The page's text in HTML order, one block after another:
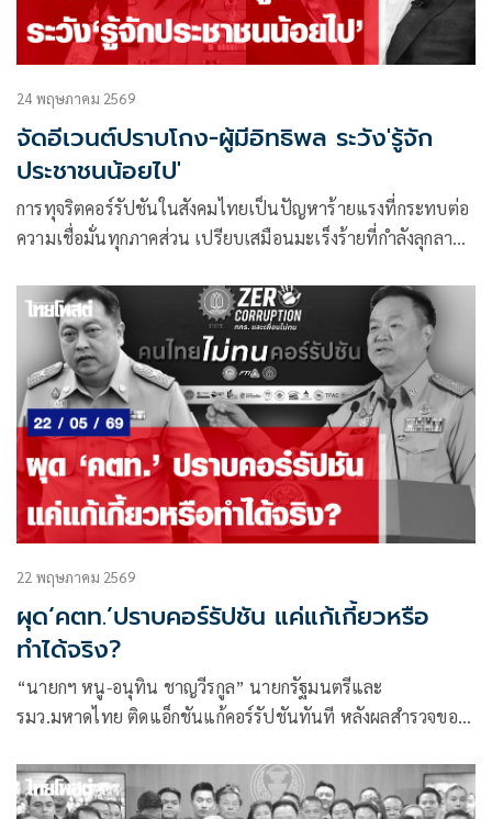
24 พฤษภาคม 2569
จัดอีเวนต์ปราบโกง-ผู้มีอิทธิพล ระวัง'รู้จัก
ประชาชนน้อยไป'
การทุจริตคอร์รัปชันในสังคมไทยเป็นปัญหาร้ายแรงที่กระทบต่อ
ความเชื่อมั่นทุกภาคส่วน เปรียบเสมือนมะเร็งร้ายที่กำลังลุกลาม
22 พฤษภาคม 2569
ผุด‘คตท.’ปราบคอร์รัปชัน แค่แก้เกี้ยวหรือ
ทำได้จริง?
​“นายกฯ หนู-อนุทิน ชาญวีรกูล” นายกรัฐมนตรีและ
รมว.มหาดไทย ติดแอ็กชันแก้คอร์รัปชันทันที หลังผลสำรวจของ